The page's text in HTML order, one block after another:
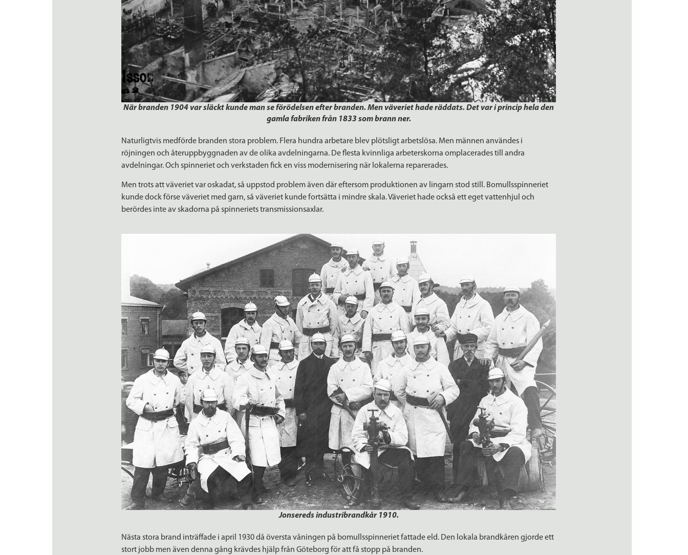
När branden 1904 var släckt kunde man se förödelsen efter branden. Men väveriet hade räddats. Det var i princip hela den
gamla fabriken från 1833 som brann ner.
Naturligtvis medförde branden stora problem. Flera hundra arbetare blev plötsligt arbetslösa. Men männen användes i
röjningen och återuppbyggnaden av de olika avdelningarna. De flesta kvinnliga arbeterskorna omplacerades till andra
avdelningar. Och spinneriet och verkstaden fick en viss modernisering när lokalerna reparerades.
Men trots att väveriet var oskadat, så uppstod problem även där eftersom produktionen av lingarn stod still. Bomullsspinneriet
kunde dock förse väveriet med garn, så väveriet kunde fortsätta i mindre skala. Väveriet hade också ett eget vattenhjul och
berördes inte av skadorna på spinneriets transmissionsaxlar.
Jonsereds industribrandkår 1910.
Nästa stora brand inträffade i april 1930 då översta våningen på bomullsspinneriet fattade eld. Den lokala brandkåren gjorde ett
stort jobb men även denna gång krävdes hjälp från Göteborg för att få stopp på branden.